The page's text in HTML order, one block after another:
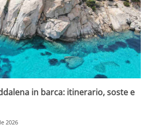
in barca: itinerario, soste e
2026